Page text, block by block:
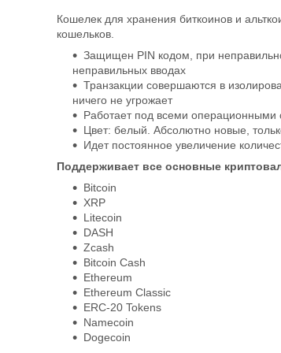
Кошелек для хранения биткоинов и
кошельков.
Защищен PIN кодом, при
неправильных вводах
Транзакции совершаются в
ничего не угрожает
Работает под всеми операционными
Цвет: белый. Абсолютно новые,
Идет постоянное увеличение
Поддерживает все основные
Bitcoin
XRP
Litecoin
DASH
Zcash
Bitcoin Cash
Ethereum
Ethereum Classic
ERC-20 Tokens
Namecoin
Dogecoin